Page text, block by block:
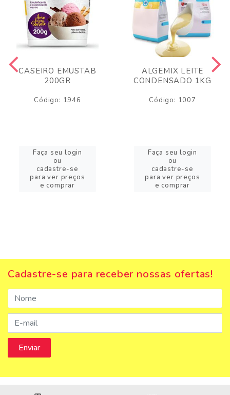
CASEIRO EMUSTAB
200GR
Código: 1946
Faça seu login
ou
cadastre-se
para ver preços
e comprar
ALGEMIX LEITE
CONDENSADO 1KG
Código: 1007
Faça seu login
ou
cadastre-se
para ver preços
e comprar
Cadastre-se para receber nossas ofertas!